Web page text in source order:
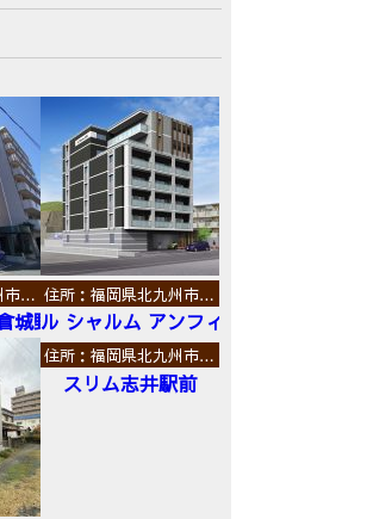
市…
城野
住所：福岡県北九州市…
ル シャルム アンフィニ
住所：福岡県北九州市…
スリム志井駅前